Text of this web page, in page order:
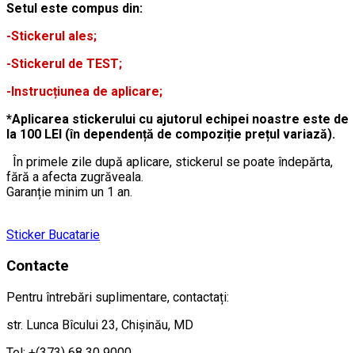
Setul este compus din:
-Stickerul ales;
-Stickerul de TEST;
-Instrucțiunea de aplicare;
*Aplicarea stickerului cu ajutorul echipei noastre este de
la 100 LEI (în dependență de compoziție prețul variază).
În primele zile după aplicare, stickerul se poate îndepărta,
fără a afecta zugrăveala.
Garanție minim un 1 an.
Sticker Bucatarie
Contacte
Pentru întrebări suplimentare, contactați:
str. Lunca Bîcului 23, Chișinău, MD